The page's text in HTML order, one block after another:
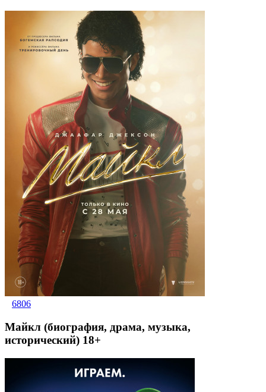
6806
Майкл (биография, драма, музыка,
исторический) 18+